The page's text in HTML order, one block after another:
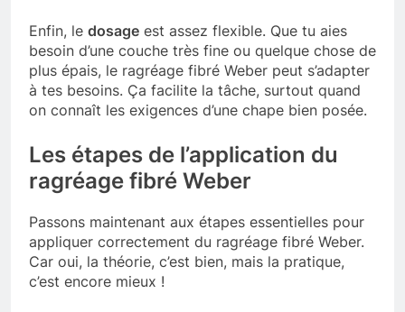
Enfin, le dosage est assez flexible. Que tu aies
besoin d’une couche très fine ou quelque chose de
plus épais, le ragréage fibré Weber peut s’adapter
à tes besoins. Ça facilite la tâche, surtout quand
on connaît les exigences d’une chape bien posée.
Les étapes de l’application du
ragréage fibré Weber
Passons maintenant aux étapes essentielles pour
appliquer correctement du ragréage fibré Weber.
Car oui, la théorie, c’est bien, mais la pratique,
c’est encore mieux !